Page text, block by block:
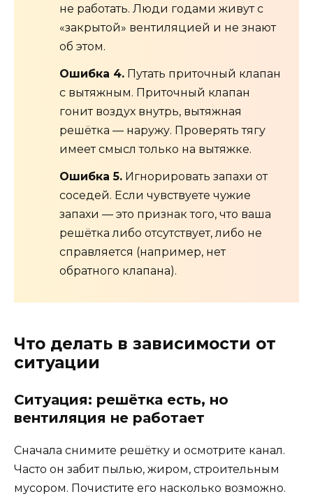
не работать. Люди годами живут с
«закрытой» вентиляцией и не знают
об этом.
Ошибка 4. Путать приточный клапан
с вытяжным. Приточный клапан
гонит воздух внутрь, вытяжная
решётка — наружу. Проверять тягу
имеет смысл только на вытяжке.
Ошибка 5. Игнорировать запахи от
соседей. Если чувствуете чужие
запахи — это признак того, что ваша
решётка либо отсутствует, либо не
справляется (например, нет
обратного клапана).
Что делать в зависимости от
ситуации
Ситуация: решётка есть, но
вентиляция не работает
Сначала снимите решётку и осмотрите канал.
Часто он забит пылью, жиром, строительным
мусором. Почистите его насколько возможно.